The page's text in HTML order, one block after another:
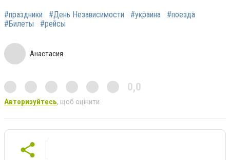
#праздники #День Независимости #украина
#поезда
#Билеты
#рейсы
Анастасия
0,0
Авторизуйтесь, щоб оцінити